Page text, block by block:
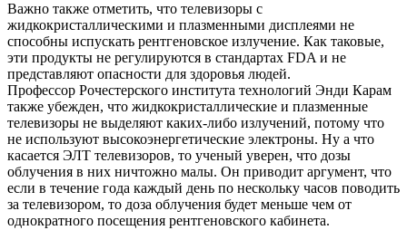
Важно также отметить, что телевизоры с
жидкокристаллическими и плазменными дисплеями не
способны испускать рентгеновское излучение. Как таковые,
эти продукты не регулируются в стандартах FDA и не
представляют опасности для здоровья людей.
Профессор Рочестерского института технологий Энди Карам
также убежден, что жидкокристаллические и плазменные
телевизоры не выделяют каких-либо излучений, потому что
не используют высокоэнергетические электроны. Ну а что
касается ЭЛТ телевизоров, то ученый уверен, что дозы
облучения в них ничтожно малы. Он приводит аргумент, что
если в течение года каждый день по нескольку часов поводить
за телевизором, то доза облучения будет меньше чем от
однократного посещения рентгеновского кабинета.